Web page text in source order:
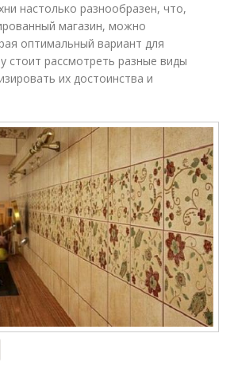
настолько разнообразен, что,
магазин, можно
оптимальный вариант для
стоит рассмотреть разные виды
их достоинства и